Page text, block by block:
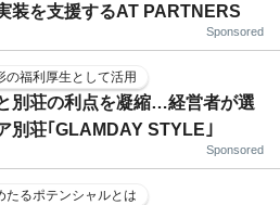
装を支援するAT PARTNERS
Sponsored
の福利厚生として活用
別荘の利点を凝縮…経営者が選
別荘｢GLAMDAY STYLE｣
Sponsored
たるポテンシャルとは